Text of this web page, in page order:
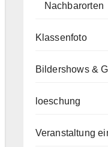
Nachbarorten
Klassenfoto
Bildershows &
loeschung
Veranstaltung